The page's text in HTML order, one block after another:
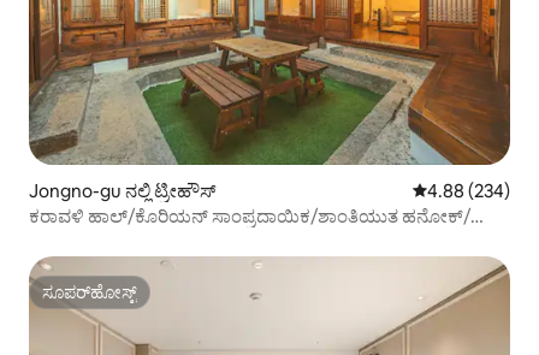
Jongno-gu ನಲ್ಲಿ ಟ್ರೀಹೌಸ್ 5 ರಲ್ಲಿ 4.88
4.88 (234)
ಕರಾವಳಿ ಹಾಲ್/ಕೊರಿಯನ್ ಸಾಂಪ್ರದಾಯಿಕ/ಶಾಂತಿಯುತ ಹನೋಕ್/
ಬುಕ್‌ಚಾನ್
ಸೂಪರ್‌ಹೋಸ್ಟ್
ಸೂಪರ್‌ಹೋಸ್ಟ್